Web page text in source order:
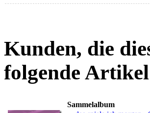
Kunden, die
folgende
Sammelalbum